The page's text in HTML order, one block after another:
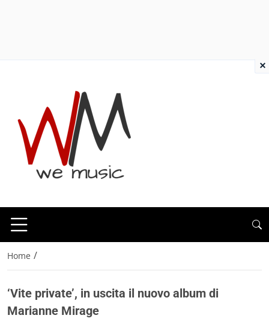
Home /
‘Vite private’, in uscita il nuovo album di
Marianne Mirage
×